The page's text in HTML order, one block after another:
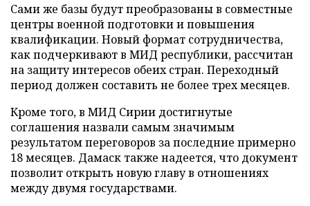
Сами же базы будут преобразованы в совместные
центры военной подготовки и повышения
квалификации. Новый формат сотрудничества,
как подчеркивают в МИД республики, рассчитан
на защиту интересов обеих стран. Переходный
период должен составить не более трех месяцев.
Кроме того, в МИД Сирии достигнутые
соглашения назвали самым значимым
результатом переговоров за последние примерно
18 месяцев. Дамаск также надеется, что документ
позволит открыть новую главу в отношениях
между двумя государствами.